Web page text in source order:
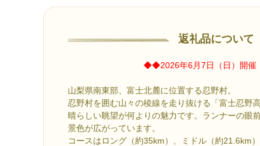
返礼品について
◆◆2026年6月7日（日）開
山梨県南東部、富士北麓に位置する忍野村。
忍野村を囲む山々の稜線を走り抜ける「富士忍野
晴らしい眺望が何よりの魅力です。ランナーの眼
景色が広がっています。
コースはロング（約35km）、ミドル（約21.6km